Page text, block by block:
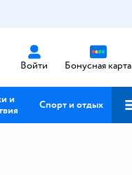
Войти Бонусная карта
и
Спорт и отдых